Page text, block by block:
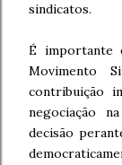
sindicatos.
É importante
Movimento
contribuição
negociação
decisão